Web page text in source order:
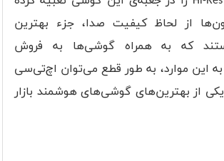
از لحاظ کیفیت صدا، جزء بهترین
که به همراه گوشی‌ها به فروش
این موارد، به طور قطع می‌توان اچ‌تی‌سی
یکی از بهترین‌های گوشی‌های هوشمند بازار